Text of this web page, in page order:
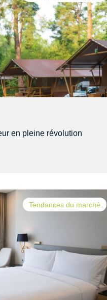
en pleine révolution
Tendances du marché